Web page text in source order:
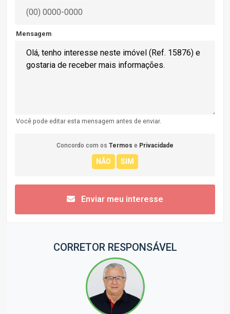
Mensagem
Você pode editar esta mensagem antes de enviar.
Concordo com os Termos e Privacidade
Enviar meu interesse
CORRETOR RESPONSÁVEL